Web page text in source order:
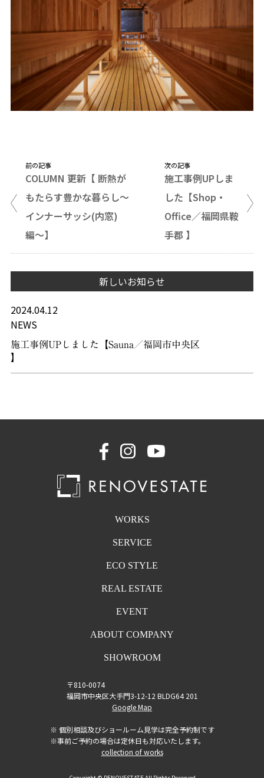
前の記事
COLUMN 更新【 断熱が
もたらす豊かな暮らし〜
インナーサッシ(内窓)
編〜】
次の記事
施工事例UPしま
した【Shop・
Office／福岡県鞍
手郡 】
新しいお知らせ
2024.04.12
NEWS
施工事例UPしました【Sauna／福岡市中央区
】
WORKS
SERVICE
ECO STYLE
REAL ESTATE
EVENT
ABOUT COMPANY
SHOWROOM
〒810-0074
福岡市中央区大手門3-12-12 BLDG64 201
Google Map
※ 個別相談及びショールーム見学は完全予約制です
※事前ご予約の場合は定休日も対応いたします。
collection of works